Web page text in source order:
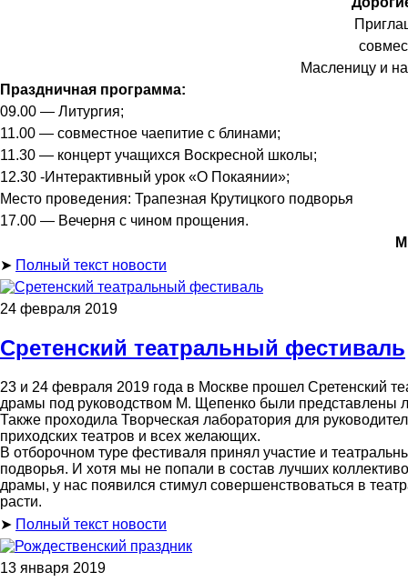
Масленицу и
Праздничная программа:
09.00 — Литургия;
11.00 — совместное чаепитие с блинами;
11.30 — концерт учащихся Воскресной школы;
12.30 -Интерактивный урок «О Покаянии»;
Место проведения: Трапезная Крутицкого подворья
17.00 — Вечерня с чином прощения.
➤ Полный текст новости
24 февраля 2019
Сретенский театральный фестиваль
23 и 24 февраля 2019 года в Москве прошел Сретенский
драмы под руководством М. Щепенко были представлены
Также проходила Творческая лаборатория для
приходских театров и всех желающих.
В отборочном туре фестиваля принял участие и
подворья. И хотя мы не попали в состав лучших
драмы, у нас появился стимул совершенствоваться в
расти.
➤ Полный текст новости
13 января 2019